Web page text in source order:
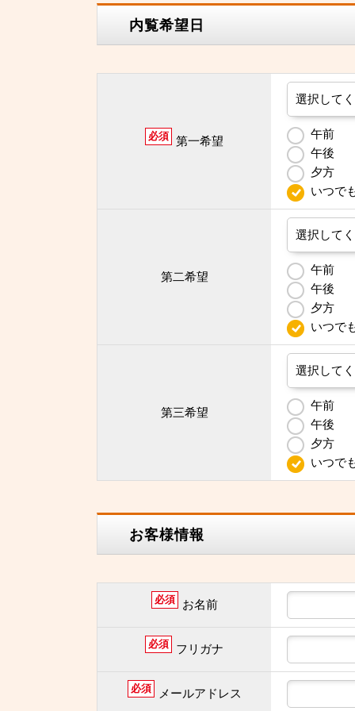
内覧希望日
必須 第一希望
午前
午後
夕方
いつで
第二希望
午前
午後
夕方
いつで
第三希望
午前
午後
夕方
いつで
お客様情報
必須 お名前
必須 フリガナ
必須 メールアドレス